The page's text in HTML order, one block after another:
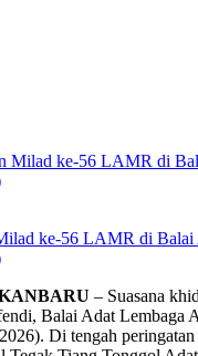
ke-56 LAMR di
– Suasana
Balai Adat Lembaga
Di tengah